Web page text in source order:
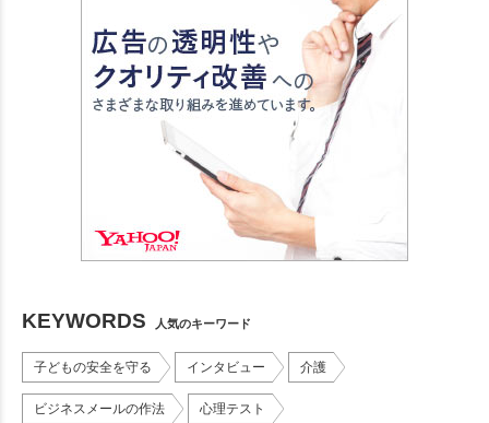
KEYWORDS 人気のキーワード
子どもの安全を守る インタビュー 介護
ビジネスメールの作法 心理テスト